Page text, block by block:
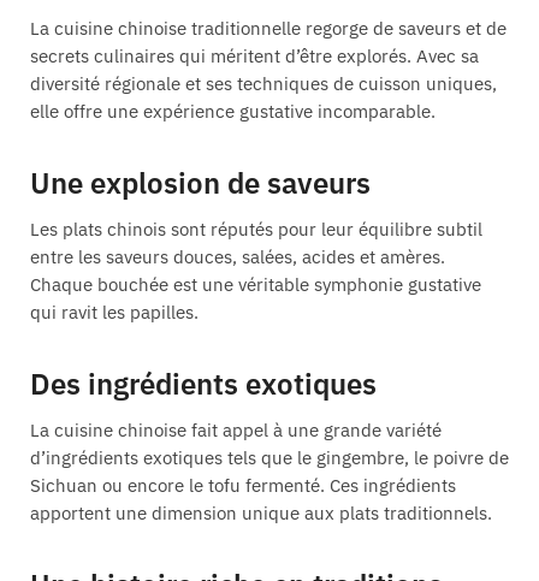
La cuisine chinoise traditionnelle regorge de saveurs et de
secrets culinaires qui méritent d’être explorés. Avec sa
diversité régionale et ses techniques de cuisson uniques,
elle offre une expérience gustative incomparable.
Une explosion de saveurs
Les plats chinois sont réputés pour leur équilibre subtil
entre les saveurs douces, salées, acides et amères.
Chaque bouchée est une véritable symphonie gustative
qui ravit les papilles.
Des ingrédients exotiques
La cuisine chinoise fait appel à une grande variété
d’ingrédients exotiques tels que le gingembre, le poivre de
Sichuan ou encore le tofu fermenté. Ces ingrédients
apportent une dimension unique aux plats traditionnels.